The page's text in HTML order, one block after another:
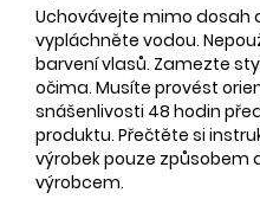
Uchovávejte mimo dosah
vypláchněte vodou.
barvení vlasů. Zamezte
očima. Musíte provést
snášenlivosti 48 hodin
produktu. Přečtěte si
výrobek pouze způsobem
výrobcem.